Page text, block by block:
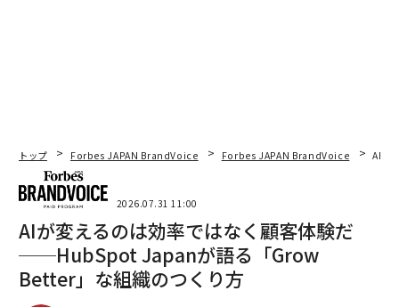
トップ Forbes JAPAN BrandVoice Forbes JAPAN BrandVoice AIが
2026.07.31 11:00
AIが変えるのは効率ではなく顧客体験だ
──HubSpot Japanが語る「Grow
Better」な組織のつくり方